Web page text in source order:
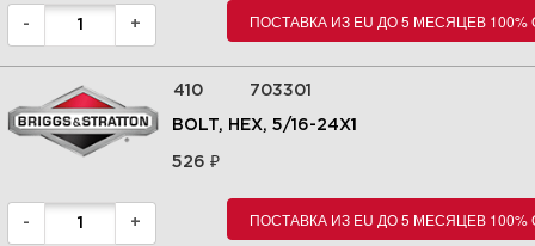
- + ПОСТАВКА ИЗ EU ДО 5 МЕСЯЦЕВ
410 703301
BOLT, HEX, 5/16-24X1
526₽
- + ПОСТАВКА ИЗ EU ДО 5 МЕСЯЦЕВ